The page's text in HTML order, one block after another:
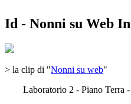
Id - Nonni su Web
> la clip di "Nonni su web"
Laboratorio 2 - Piano Terra